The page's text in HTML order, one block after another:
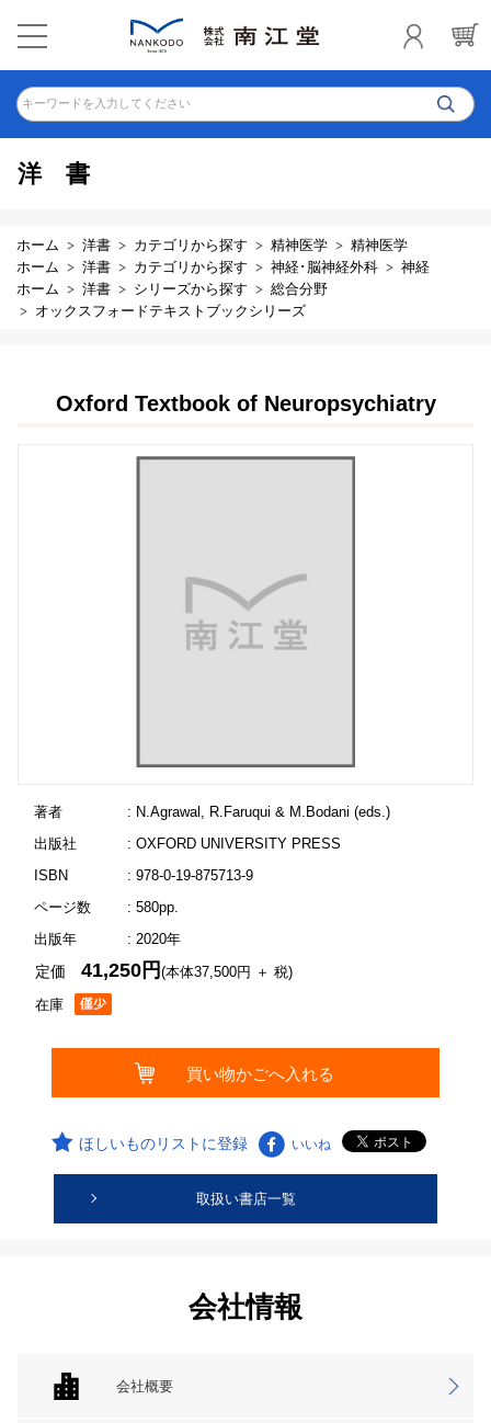
キーワードを入力してください
洋書
ホーム 洋書 カテゴリから探す 精神医学
精神医学
ホーム
洋書 カテゴリから探す 神経･脳神経外科
神経
ホーム
洋書 シリーズから探す
総合分野
オックスフォードテキストブックシリーズ
Oxford Textbook of Neuropsychiatry
著者
: N.Agrawal, R.Faruqui & M.Bodani (eds.)
出版社
: OXFORD UNIVERSITY PRESS
ISBN
: 978-0-19-875713-9
ページ数
: 580pp.
出版年
: 2020年
在庫
定価41,250円(本体37,500円 ＋ 税)
ほしいものリストに登録 いいね
取扱い書店一覧
会社情報
会社概要